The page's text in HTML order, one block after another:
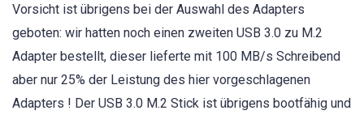
Vorsicht ist übrigens bei der Auswahl des Adapters
geboten: wir hatten noch einen zweiten USB 3.0 zu M.2
Adapter bestellt, dieser lieferte mit 100 MB/s Schreibend
aber nur 25% der Leistung des hier vorgeschlagenen
Adapters ! Der USB 3.0 M.2 Stick ist übrigens bootfähig und